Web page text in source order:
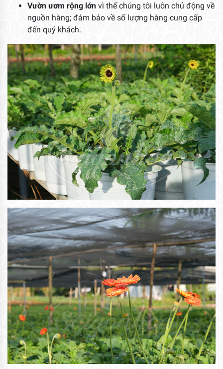
Vườn ươm rộng lớn vì thế chúng tôi luôn chủ động về
nguồn hàng; đảm bảo về số lượng hàng cung cấp
đến quý khách.